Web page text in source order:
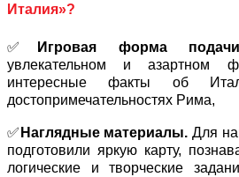
Италия»?
✅ Игровая форма
увлекательном и азартном
интересные факты об
достопримечательностях Рима,
✅ Наглядные материалы. Для
подготовили яркую карту,
логические и творческие